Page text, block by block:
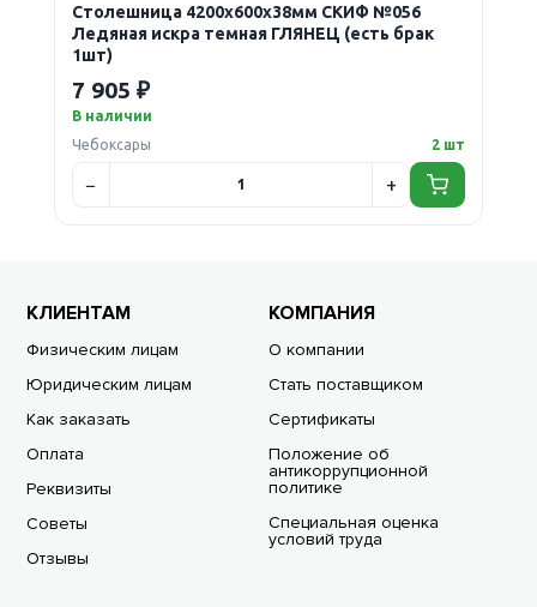
Столешница 4200х600х38мм СКИФ №056
Ледяная искра темная ГЛЯНЕЦ (есть брак
1шт)
7 905 ₽
В наличии
Чебоксары
2 шт
КЛИЕНТАМ
Физическим лицам
Юридическим лицам
Как заказать
Оплата
Реквизиты
Советы
Отзывы
КОМПАНИЯ
О компании
Стать поставщиком
Сертификаты
Положение об
антикоррупционной
политике
Специальная оценка
условий труда